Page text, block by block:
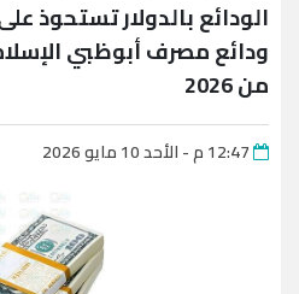
ودائع مصرف أبوظبي
من 2026